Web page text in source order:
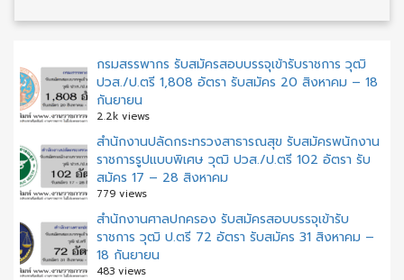
กรมสรรพากร รับสมัครสอบบรรจุเข้ารับราชการ วุฒิ
ปวส./ป.ตรี 1,808 อัตรา รับสมัคร 20 สิงหาคม – 18
กันยายน
2.2k views
สำนักงานปลัดกระทรวงสาธารณสุข รับสมัครพนักงาน
ราชการรูปแบบพิเศษ วุฒิ ปวส./ป.ตรี 102 อัตรา รับ
สมัคร 17 – 28 สิงหาคม
779 views
สํานักงานศาลปกครอง รับสมัครสอบบรรจุเข้ารับ
ราชการ วุฒิ ป.ตรี 72 อัตรา รับสมัคร 31 สิงหาคม –
18 กันยายน
483 views